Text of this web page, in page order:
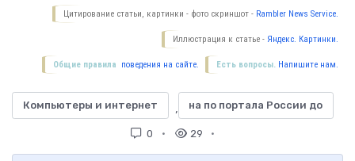
Цитирование статьи, картинки - фото скриншот - Rambler News Service.
Иллюстрация к статье - Яндекс. Картинки.
Есть вопросы. Напишите нам.
Общие правила поведения на сайте.
Компьютеры и интернет , на по портала России до
0 29